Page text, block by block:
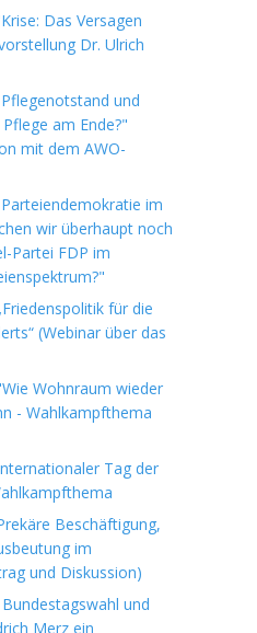
Das Versagen
Dr. Ulrich
und
am Ende?"
mit dem AWO-
im
wir überhaupt noch
Partei FDP im
für die
(Webinar über das
Wohnraum wieder
- Wahlkampfthema
Tag der
Beschäftigung,
im
und Diskussion)
und
Merz ein